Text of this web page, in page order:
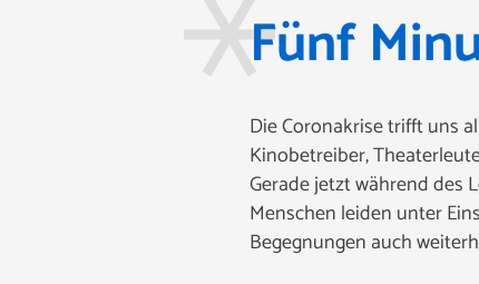
Fünf
Die Coronakrise trifft uns
Kinobetreiber,
Gerade jetzt während des
Menschen leiden unter
Begegnungen auch